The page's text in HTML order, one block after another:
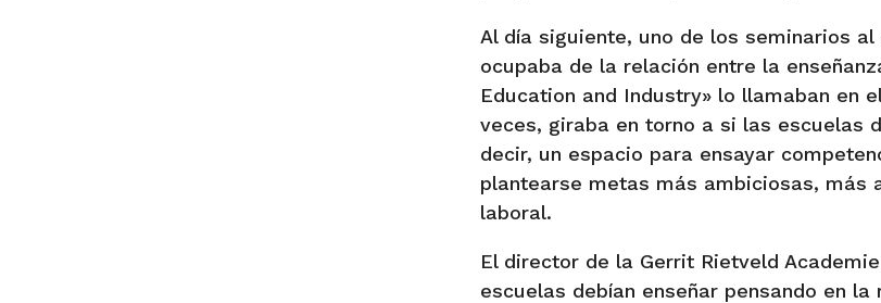
Al día siguiente, uno de los seminarios
ocupaba de la relación entre la
Education and Industry» lo llamaban en
veces, giraba en torno a si las escuelas
decir, un espacio para ensayar
plantearse metas más ambiciosas, más
laboral.
El director de la Gerrit Rietveld
escuelas debían enseñar pensando en